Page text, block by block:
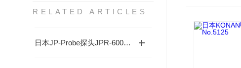
RELATED ARTICLES
日本JP-Probe探头JPR-600C智能变频探伤仪10V~600V自适应，一机300种波形！